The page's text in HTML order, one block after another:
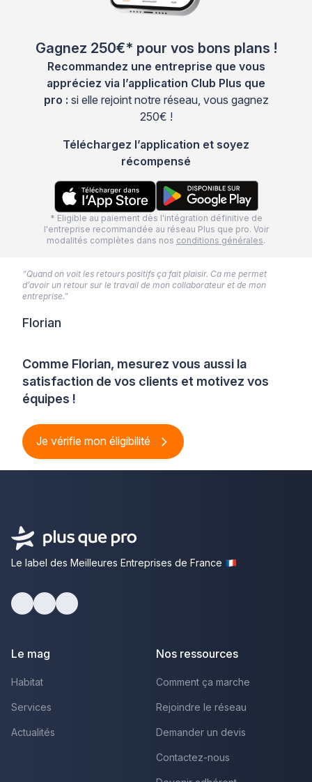
Gagnez 250€* pour vos bons plans !
Recommandez une entreprise que vous
appréciez via l’application Club Plus que
pro : si elle rejoint notre réseau, vous gagnez
250€ !
Téléchargez l’application et soyez
récompensé
* Eligible au paiement dès l'intégration définitive de
l'entreprise recommandée au réseau Plus que pro. Voir
modalités complètes dans nos conditions générales.
Comme Florian, mesurez vous aussi la
satisfaction de vos clients et motivez vos
équipes !
Je vérifie mon éligibilité
“Quand on voit les retours positifs ça fait plaisir. Ca me permet
d’avoir un retour sur le travail de mon collaborateur et de mon
entreprise.”
Florian
Le label des Meilleures Entreprises de France
Le mag
Habitat
Services
Actualités
Nos ressources
Comment ça marche
Rejoindre le réseau
Demander un devis
Contactez-nous